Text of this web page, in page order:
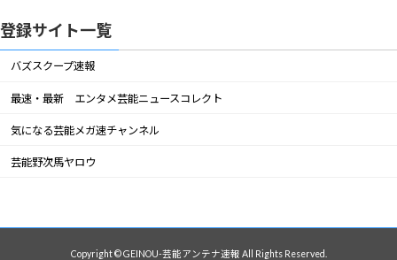
登録サイト一覧
バズスクープ速報
最速・最新 エンタメ芸能ニュースコレクト
気になる芸能メガ速チャンネル
芸能野次馬ヤロウ
Copyright © GEINOU-芸能アンテナ速報 All Rights Reserved.